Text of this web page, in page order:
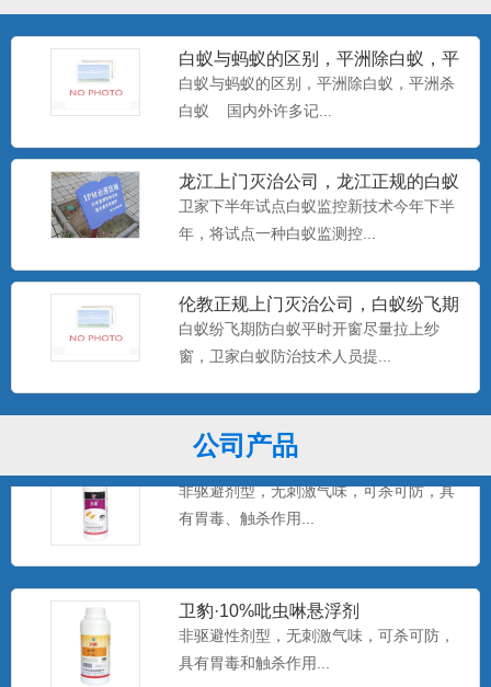
白蚁与蚂蚁的区别，平洲除白蚁，平
洲杀白蚁
白蚁与蚂蚁的区别，平洲除白蚁，平洲杀
白蚁 国内外许多记...
龙江上门灭治公司，龙江正规的白蚁
防治中心，卫家下半年试点白
卫家下半年试点白蚁监控新技术今年下半
年，将试点一种白蚁监测控...
伦教正规上门灭治公司，白蚁纷飞期
防白蚁平时开窗尽量拉上纱窗
白蚁纷飞期防白蚁平时开窗尽量拉上纱
窗，卫家白蚁防治技术人员提...
公司产品
产品特点：美国富美实公司出品，无刺激
气味，可杀可防，具有驱避...
美国百户喜10%联苯菊酯乳油
产品特点：美国富美实公司出品，有刺激
气味，具有驱避和触杀作用...
卫豹·卫喜2.5%氟虫腈悬浮剂
非驱避剂型，无刺激气味，可杀可防，具
有胃毒、触杀作用...
卫豹·10%吡虫啉悬浮剂
非驱避性剂型，无刺激气味，可杀可防，
具有胃毒和触杀作用...